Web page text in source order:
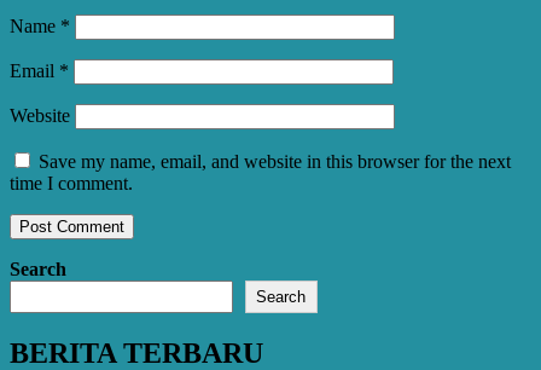
Name *
Email *
Website
Save my name, email, and website in this browser for the next
time I comment.
Search
Search
BERITA TERBARU